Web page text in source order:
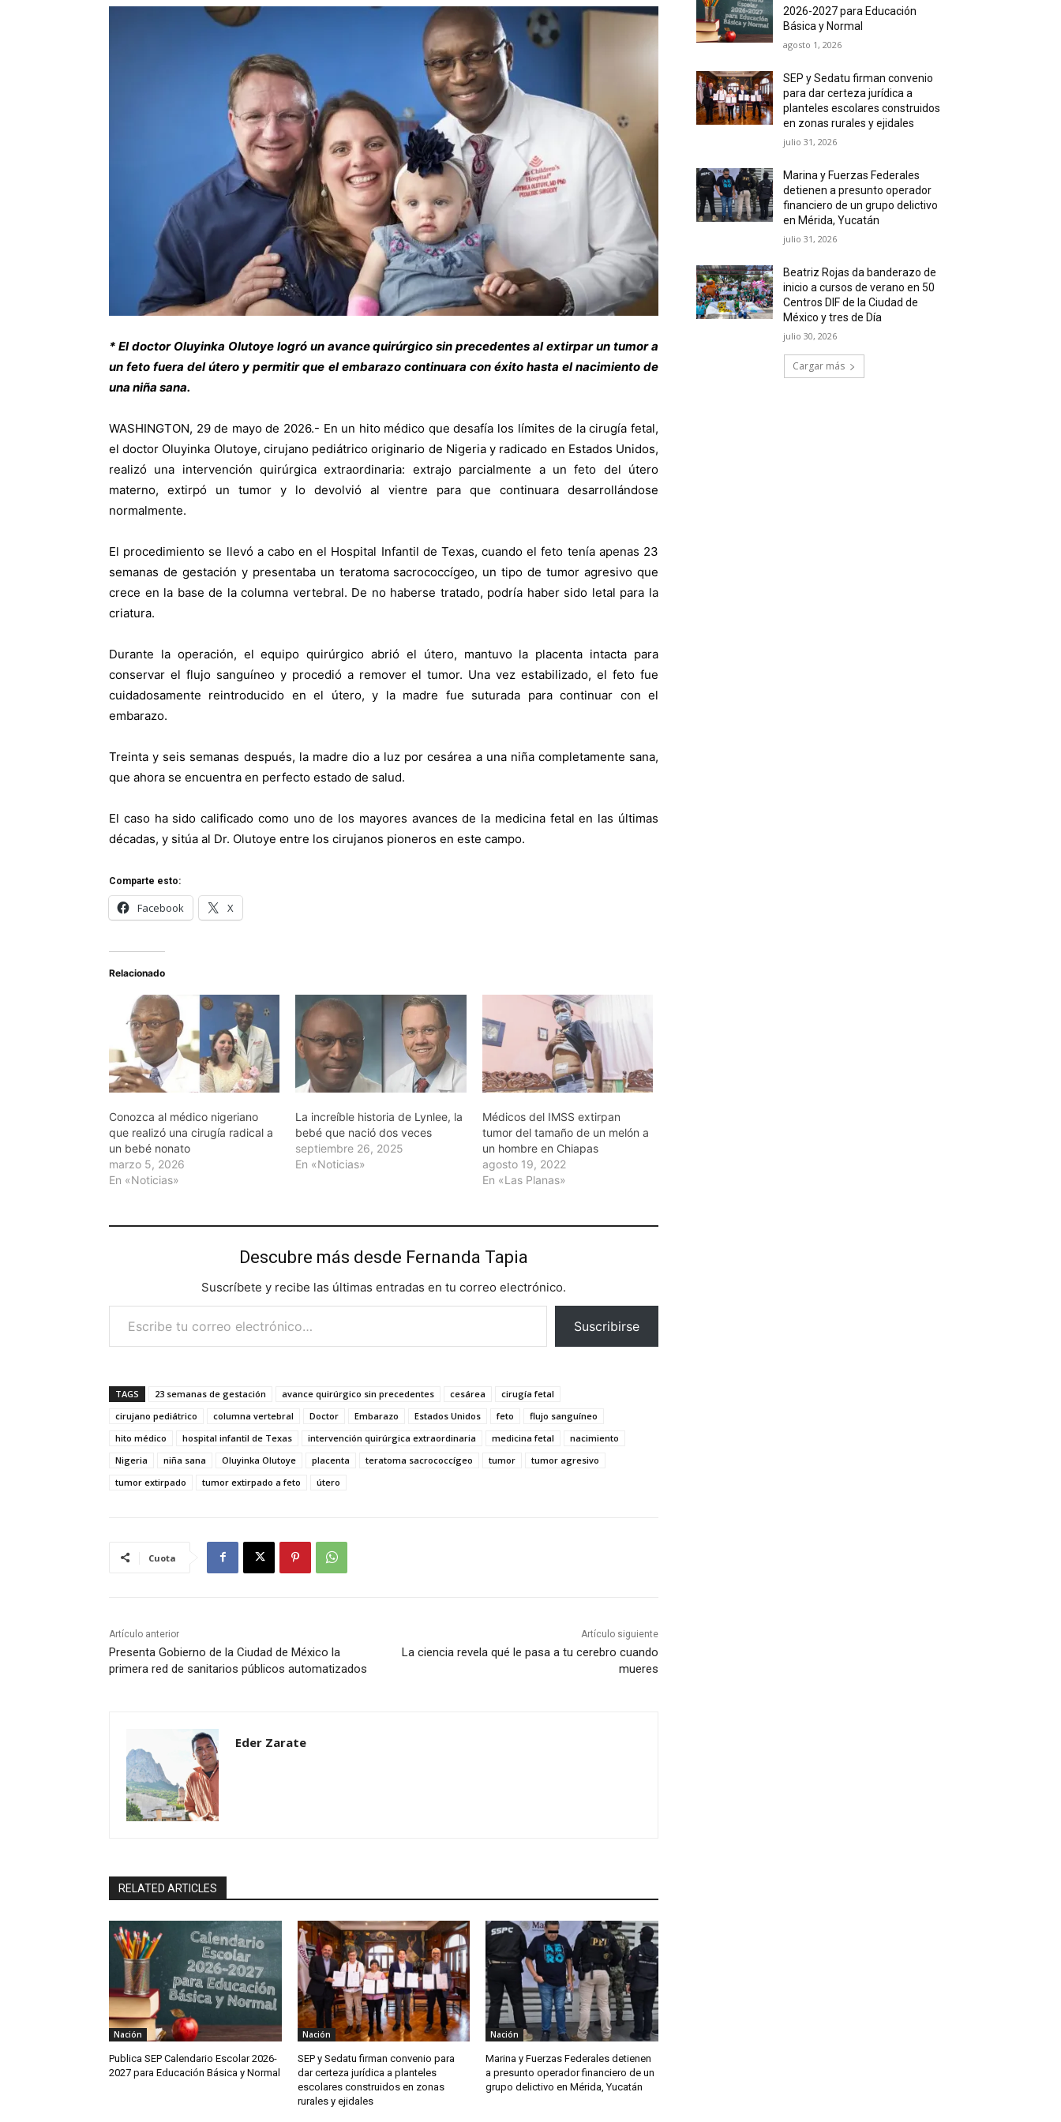
* El doctor Oluyinka Olutoye logró un avance quirúrgico sin precedentes al extirpar un tumor a
un feto fuera del útero y permitir que el embarazo continuara con éxito hasta el nacimiento de
una niña sana.
WASHINGTON, 29 de mayo de 2026.- En un hito médico que desafía los límites de la cirugía fetal,
el doctor Oluyinka Olutoye, cirujano pediátrico originario de Nigeria y radicado en Estados Unidos,
realizó una intervención quirúrgica extraordinaria: extrajo parcialmente a un feto del útero
materno, extirpó un tumor y lo devolvió al vientre para que continuara desarrollándose
normalmente.
El procedimiento se llevó a cabo en el Hospital Infantil de Texas, cuando el feto tenía apenas 23
semanas de gestación y presentaba un teratoma sacrococcígeo, un tipo de tumor agresivo que
crece en la base de la columna vertebral. De no haberse tratado, podría haber sido letal para la
criatura.
Durante la operación, el equipo quirúrgico abrió el útero, mantuvo la placenta intacta para
conservar el flujo sanguíneo y procedió a remover el tumor. Una vez estabilizado, el feto fue
cuidadosamente reintroducido en el útero, y la madre fue suturada para continuar con el
embarazo.
Treinta y seis semanas después, la madre dio a luz por cesárea a una niña completamente sana,
que ahora se encuentra en perfecto estado de salud.
El caso ha sido calificado como uno de los mayores avances de la medicina fetal en las últimas
décadas, y sitúa al Dr. Olutoye entre los cirujanos pioneros en este campo.
Comparte esto:
Facebook X
Relacionado
Conozca al médico nigeriano
que realizó una cirugía radical a
un bebé nonato
marzo 5, 2026
En «Noticias»
La increíble historia de Lynlee, la
bebé que nació dos veces
septiembre 26, 2025
En «Noticias»
Médicos del IMSS extirpan
tumor del tamaño de un melón a
un hombre en Chiapas
agosto 19, 2022
En «Las Planas»
Descubre más desde Fernanda Tapia
Suscríbete y recibe las últimas entradas en tu correo electrónico.
Escribe tu correo electrónico…
Suscribirse
TAGS 23 semanas de gestación avance quirúrgico sin precedentes cesárea
cirugía fetal
cirujano pediátrico
columna vertebral Doctor Embarazo Estados Unidos feto
flujo sanguíneo
hito médico
hospital infantil de Texas intervención quirúrgica extraordinaria medicina fetal
nacimiento
Nigeria
niña sana Oluyinka Olutoye placenta teratoma sacrococcígeo tumor
tumor agresivo
tumor extirpado
tumor extirpado a feto útero
Cuota
Artículo anterior
Presenta Gobierno de la Ciudad de México la
primera red de sanitarios públicos automatizados
Artículo siguiente
La ciencia revela qué le pasa a tu cerebro cuando
mueres
Eder Zarate
RELATED ARTICLES
Nación
Publica SEP Calendario Escolar 2026-
2027 para Educación Básica y Normal
Nación
SEP y Sedatu firman convenio para
dar certeza jurídica a planteles
escolares construidos en zonas
rurales y ejidales
Nación
Marina y Fuerzas Federales detienen
a presunto operador financiero de un
grupo delictivo en Mérida, Yucatán
2026-2027 para Educación
Básica y Normal
agosto 1, 2026
SEP y Sedatu firman convenio
para dar certeza jurídica a
planteles escolares construidos
en zonas rurales y ejidales
julio 31, 2026
Marina y Fuerzas Federales
detienen a presunto operador
financiero de un grupo delictivo
en Mérida, Yucatán
julio 31, 2026
Beatriz Rojas da banderazo de
inicio a cursos de verano en 50
Centros DIF de la Ciudad de
México y tres de Día
julio 30, 2026
Cargar más